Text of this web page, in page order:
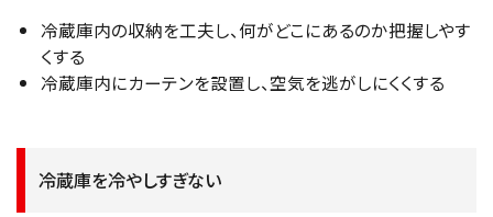
冷蔵庫内の収納を工夫し、何がどこにあるのか把握しやす
くする
冷蔵庫内にカーテンを設置し、空気を逃がしにくくする
冷蔵庫を冷やしすぎない